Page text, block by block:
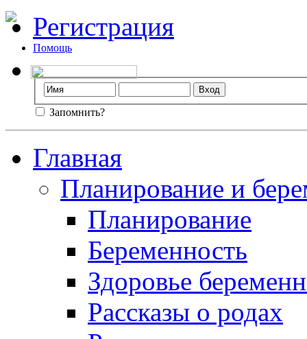
Регистрация
Помощь
Запомнить?
Главная
Планирование и
Планирование
Беременность
Здоровье
Рассказы о родах